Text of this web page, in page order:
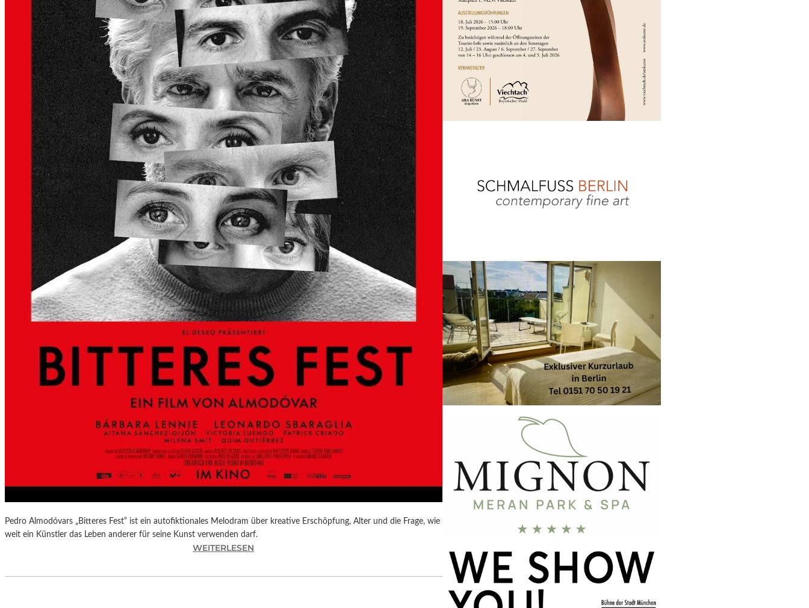
E
R
G
A
L
S
K
Ü
N
S
T
L
E
R
H
A
U
S
–
A
U
S
S
T
E
L
L
U
N
G
S
E
R
I
C
H
S
C
H
B
Pedro Almodóvars „Bitteres Fest“ ist ein autofiktionales Melodram über kreative Erschöpfung, Alter und die Frage, wie
weit ein Künstler das Leben anderer für seine Kunst verwenden darf.
WEITERLESEN
B